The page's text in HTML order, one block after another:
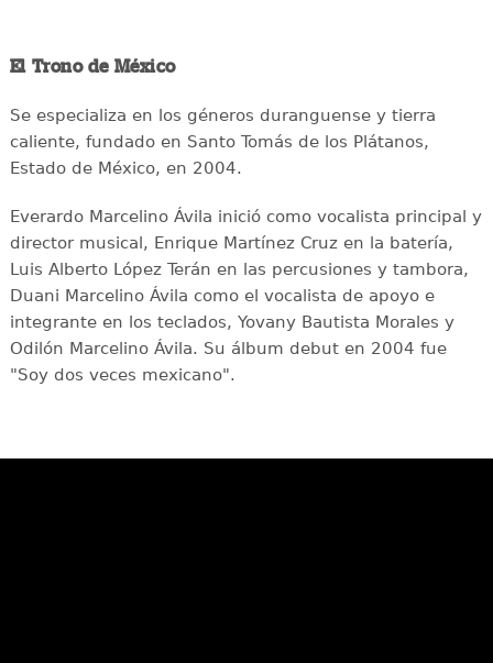
El Trono de México
Se especializa en los géneros duranguense y tierra
caliente, fundado en Santo Tomás de los Plátanos,
Estado de México, en 2004.
Everardo Marcelino Ávila inició como vocalista principal y
director musical, Enrique Martínez Cruz en la batería,
Luis Alberto López Terán en las percusiones y tambora,
Duani Marcelino Ávila como el vocalista de apoyo e
integrante en los teclados, Yovany Bautista Morales y
Odilón Marcelino Ávila. Su álbum debut en 2004 fue
"Soy dos veces mexicano".